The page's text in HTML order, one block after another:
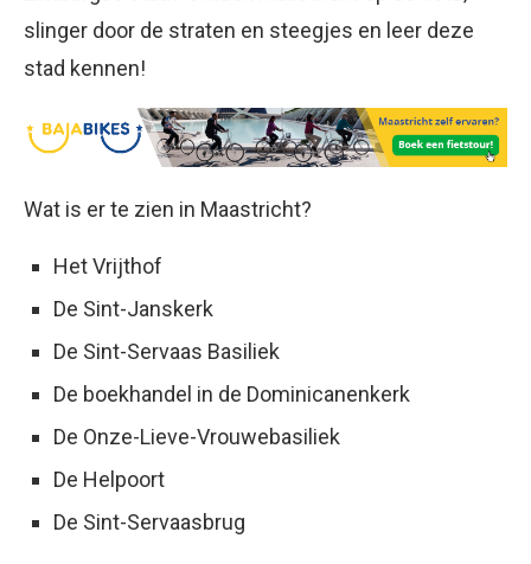
slinger door de straten en steegjes en leer deze
stad kennen!
Wat is er te zien in Maastricht?
Het Vrijthof
De Sint-Janskerk
De Sint-Servaas Basiliek
De boekhandel in de Dominicanenkerk
De Onze-Lieve-Vrouwebasiliek
De Helpoort
De Sint-Servaasbrug